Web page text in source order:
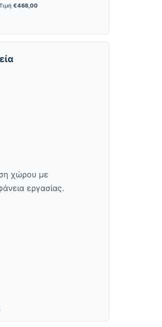
€468,00
χώρου με
εργασίας.